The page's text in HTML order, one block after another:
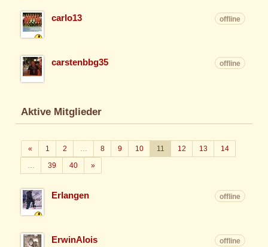
carlo13 offline
carstenbbg35 offline
Aktive Mitglieder
«Zurück
1 2 … 8 9 10 11 12 13
14
…
39 40 »Weiter
Erlangen offline
ErwinAlois offline